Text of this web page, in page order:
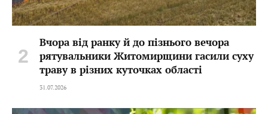
Вчора від ранку й до пізнього вечора
рятувальники Житомирщини гасили суху
траву в різних куточках області
31.07.2026